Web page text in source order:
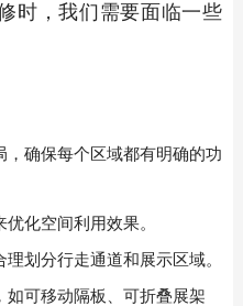
时，我们需要面临一些
确保每个区域都有明确的功
化空间利用效果。
划分行走通道和展示区域。
可移动隔板、可折叠展架